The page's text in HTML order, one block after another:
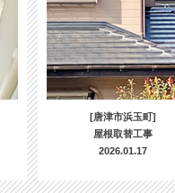
[唐津市浜玉町]
屋根取替工事
2026.01.17